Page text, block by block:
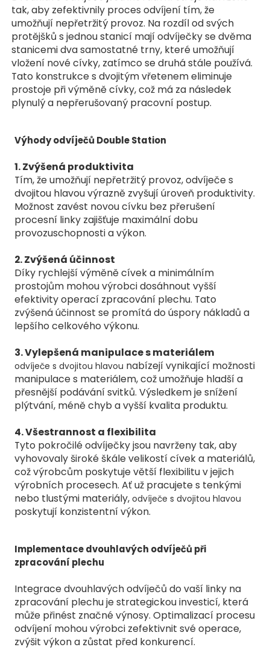
tak, aby zefektivnily proces odvíjení tím, že
umožňují nepřetržitý provoz. Na rozdíl od svých
protějšků s jednou stanicí mají odvíječky se dvěma
stanicemi dva samostatné trny, které umožňují
vložení nové cívky, zatímco se druhá stále používá.
Tato konstrukce s dvojitým vřetenem eliminuje
prostoje při výměně cívky, což má za následek
plynulý a nepřerušovaný pracovní postup.
Výhody odvíječů Double Station
1. Zvýšená produktivita
Tím, že umožňují nepřetržitý provoz, odvíječe s
dvojitou hlavou výrazně zvyšují úroveň produktivity.
Možnost zavést novou cívku bez přerušení
procesní linky zajišťuje maximální dobu
provozuschopnosti a výkon.
2. Zvýšená účinnost
Díky rychlejší výměně cívek a minimálním
prostojům mohou výrobci dosáhnout vyšší
efektivity operací zpracování plechu. Tato
zvýšená účinnost se promítá do úspory nákladů a
lepšího celkového výkonu.
3. Vylepšená manipulace s materiálem
odvíječe s dvojitou hlavou nabízejí vynikající možnosti
manipulace s materiálem, což umožňuje hladší a
přesnější podávání svitků. Výsledkem je snížení
plýtvání, méně chyb a vyšší kvalita produktu.
4. Všestrannost a flexibilita
Tyto pokročilé odvíječky jsou navrženy tak, aby
vyhovovaly široké škále velikostí cívek a materiálů,
což výrobcům poskytuje větší flexibilitu v jejich
výrobních procesech. Ať už pracujete s tenkými
nebo tlustými materiály, odvíječe s dvojitou hlavou
poskytují konzistentní výkon.
Implementace dvouhlavých odvíječů při
zpracování plechu
Integrace dvouhlavých odvíječů do vaší linky na
zpracování plechu je strategickou investicí, která
může přinést značné výnosy. Optimalizací procesu
odvíjení mohou výrobci zefektivnit své operace,
zvýšit výkon a zůstat před konkurencí.